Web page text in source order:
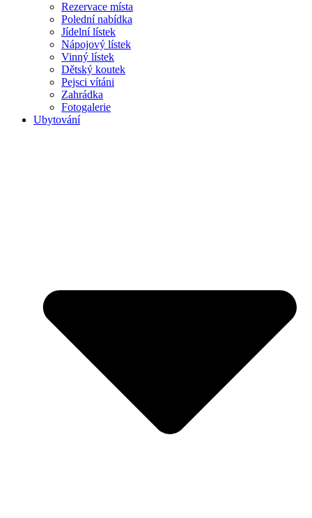
Rezervace místa
Polední nabídka
Jídelní lístek
Nápojový lístek
Vinný lístek
Dětský koutek
Pejsci vítáni
Zahrádka
Fotogalerie
Ubytování